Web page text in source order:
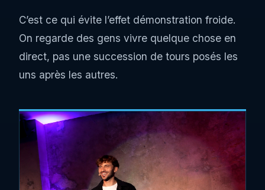
C’est ce qui évite l’effet démonstration froide.
On regarde des gens vivre quelque chose en
direct, pas une succession de tours posés les
uns après les autres.